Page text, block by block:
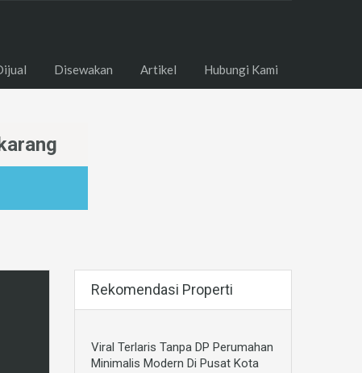
Disewakan Artikel Hubungi Kami
Rekomendasi Properti
Viral Terlaris Tanpa DP Perumahan
Minimalis Modern Di Pusat Kota